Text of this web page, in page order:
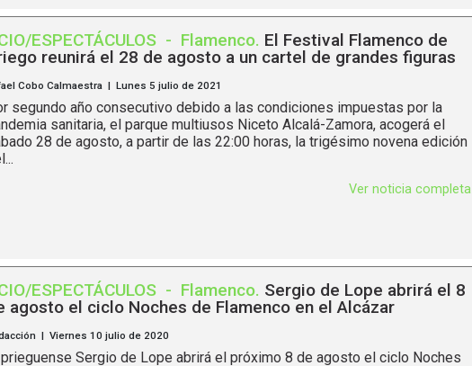
ESPECTÁCULOS - Flamenco. El Festival Flamenco de
reunirá el 28 de agosto a un cartel de grandes figuras
Cobo Calmaestra | Lunes 5 julio de 2021
segundo año consecutivo debido a las condiciones impuestas por la
sanitaria, el parque multiusos Niceto Alcalá-Zamora, acogerá el
28 de agosto, a partir de las 22:00 horas, la trigésimo novena edición
Ver noticia completa
ESPECTÁCULOS - Flamenco. Sergio de Lope abrirá el 8
agosto el ciclo Noches de Flamenco en el Alcázar
| Viernes 10 julio de 2020
prieguense Sergio de Lope abrirá el próximo 8 de agosto el ciclo Noches